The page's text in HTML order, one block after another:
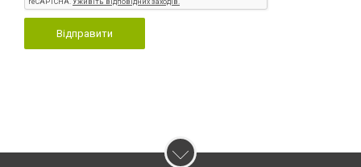
Відправити